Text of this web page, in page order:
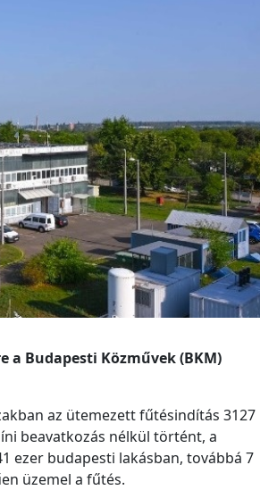
a Budapesti Közművek (BKM)
az ütemezett fűtésindítás 3127
beavatkozás nélkül történt, a
ezer budapesti lakásban, továbbá 7
üzemel a fűtés.